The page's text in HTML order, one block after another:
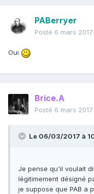
PABerryer
Posté 6 mars 2017
Oui
Brice.A
Posté 6 mars 2017
Le 06/03/2017 à
Je pense qu'il voulait
légitimement désigné
je suppose que PAB a